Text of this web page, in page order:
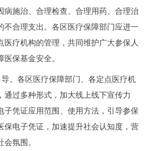
病施治、合理检查、合理用药、合理治
不合理支出。各区医疗保障部门应进一
医疗机构的管理，共同维护广大参保人
医保基金安全。
各区医疗保障部门、各定点医疗机
通过多种形式，加大线上线下宣传力
子凭证应用范围、使用方法，引导参保
保电子凭证，加速提升社会认知度，营
氛围。